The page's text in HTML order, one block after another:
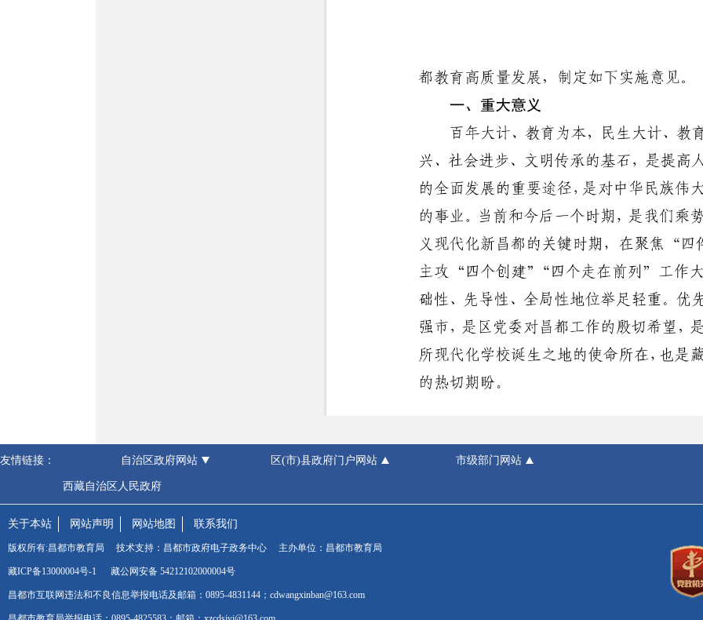
友情链接： 自治区政府网站 区(市)县政府门户网站 市级部门网站
西藏自治区人民政府
关于本站 网站声明 网站地图 联系我们
版权所有:昌都市教育局 技术支持：昌都市政府电子政务中心 主办单位：昌都市教育局
藏ICP备13000004号-1 藏公网安备 54212102000004号
昌都市互联网违法和不良信息举报电话及邮箱：0895-4831144；cdwangxinban@163.com